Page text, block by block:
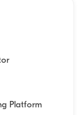
Platform